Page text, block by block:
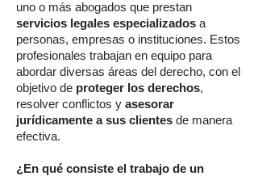
uno o más abogados que prestan
servicios legales especializados a
personas, empresas o instituciones. Estos
profesionales trabajan en equipo para
abordar diversas áreas del derecho, con el
objetivo de proteger los derechos,
resolver conflictos y asesorar
jurídicamente a sus clientes de manera
efectiva.
¿En qué consiste el trabajo de un